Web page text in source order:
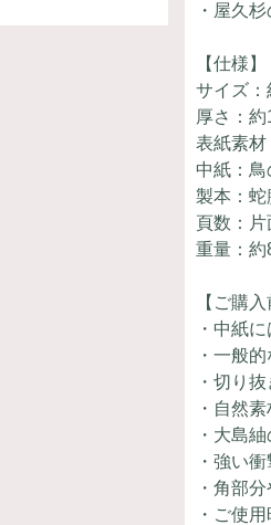
・屋久
【仕様】
サイズ：
厚さ：
表紙素材
中紙：鳥
製本：蛇
頁数：
重量：約
【ご購
・中紙
・一般
・切り
・自然
・大島
・強い
・角部
・ご使